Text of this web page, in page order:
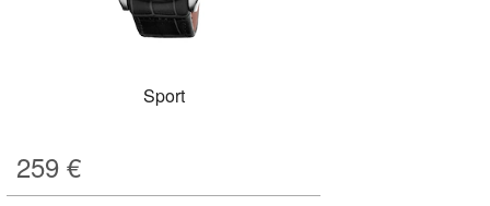
Sport
259 €